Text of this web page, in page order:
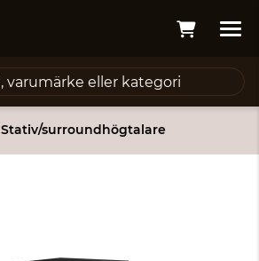
Stativ/surroundhögtalare